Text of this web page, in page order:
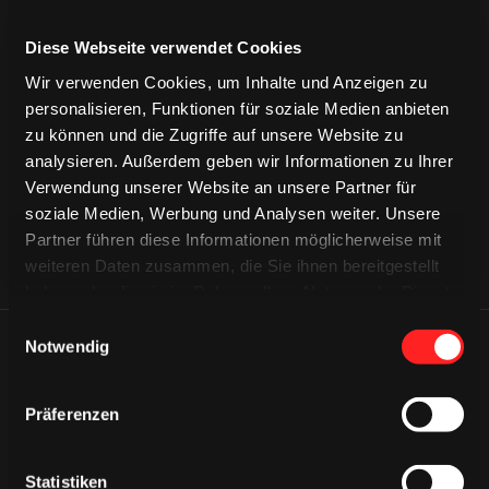
Diese Webseite verwendet Cookies
Wir verwenden Cookies, um Inhalte und Anzeigen zu
personalisieren, Funktionen für soziale Medien anbieten
zu können und die Zugriffe auf unsere Website zu
analysieren. Außerdem geben wir Informationen zu Ihrer
Verwendung unserer Website an unsere Partner für
soziale Medien, Werbung und Analysen weiter. Unsere
Partner führen diese Informationen möglicherweise mit
weiteren Daten zusammen, die Sie ihnen bereitgestellt
Notwendig
Präferenzen
Statistiken
CAPS & CO
CAPS & CO
CAPS & CO
ÄHNLICHE NEWS